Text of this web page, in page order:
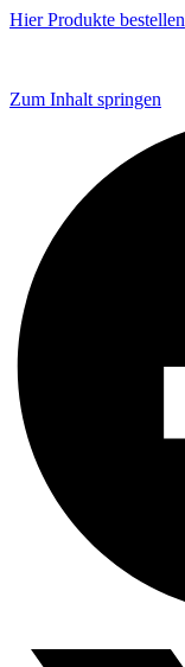
Hier Produkte bestellen
Zum Inhalt springen